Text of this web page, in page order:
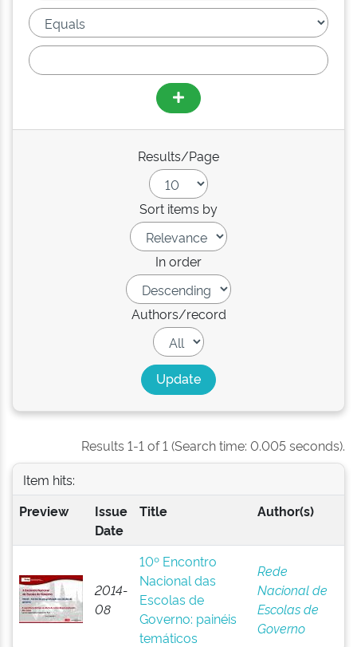
Results/Page
Sort items by
In order
Authors/record
Results 1-1 of 1 (Search time: 0.005 seconds).
Item hits:
Preview
Issue
Date
Title Author(s)
2014-
08
10º Encontro
Nacional das
Escolas de
Governo: painéis
temáticos
Rede
Nacional de
Escolas de
Governo